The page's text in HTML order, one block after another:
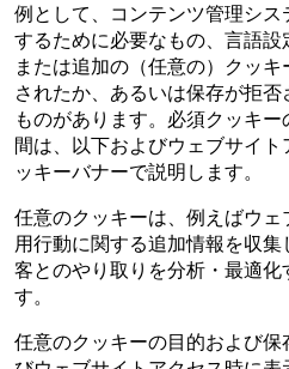
例として、コンテンツ管理シ
するために必要なもの、言語設
または追加の（任意の）クッ
されたか、あるいは保存が拒
ものがあります。必須クッキ
間は、以下およびウェブサイ
ッキーバナーで説明します。
任意のクッキーは、例えばウ
用行動に関する追加情報を収
客とのやり取りを分析・最適化
す。
任意のクッキーの目的および